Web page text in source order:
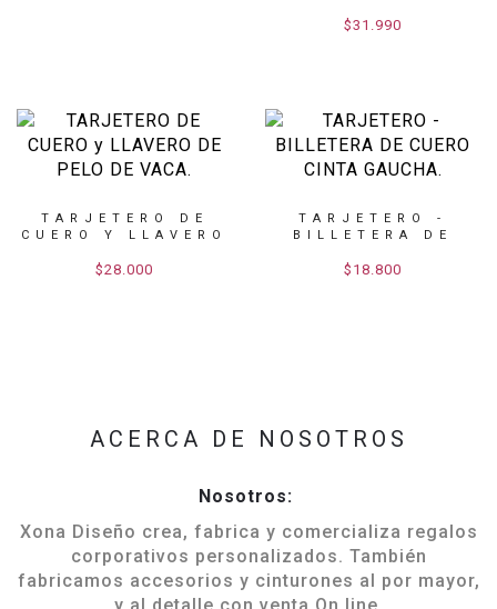
$31.990
TARJETERO DE
CUERO Y LLAVERO
$28.000
TARJETERO -
BILLETERA DE
$18.800
ACERCA DE NOSOTROS
Nosotros:
Xona Diseño crea, fabrica y comercializa regalos
corporativos personalizados. También
fabricamos accesorios y cinturones al por mayor,